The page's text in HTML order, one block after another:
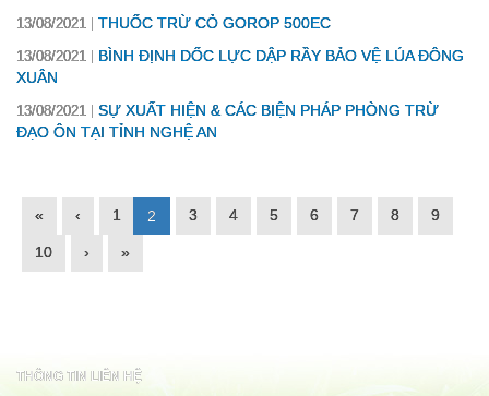
13/08/2021 THUỐC TRỪ CỎ GOROP 500EC
13/08/2021
BÌNH ĐỊNH DỐC LỰC DẬP RẦY BẢO VỆ LÚA ĐÔNG
XUÂN
13/08/2021
SỰ XUẤT HIỆN & CÁC BIỆN PHÁP PHÒNG TRỪ
ĐẠO ÔN TẠI TỈNH NGHỆ AN
« ‹ 1 2 3 4 5 6 7 8 9
10 › »
THÔNG TIN LIÊN HỆ